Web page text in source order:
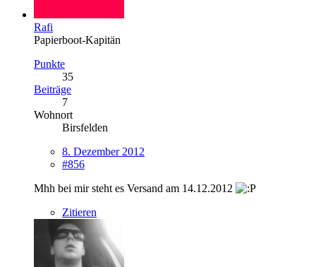
Rafi
Papierboot-Kapitän
Punkte
35
Beiträge
7
Wohnort
Birsfelden
8. Dezember 2012
#856
Mhh bei mir steht es Versand am 14.12.2012
Zitieren